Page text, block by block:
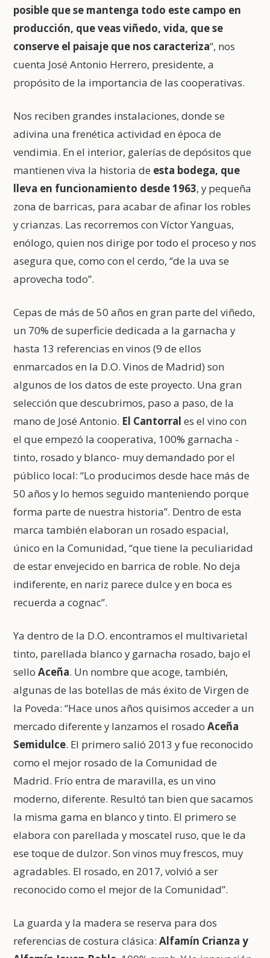
posible que se mantenga todo este campo en
producción, que veas viñedo, vida, que se
conserve el paisaje que nos caracteriza”, nos
cuenta José Antonio Herrero, presidente, a
propósito de la importancia de las cooperativas.
Nos reciben grandes instalaciones, donde se
adivina una frenética actividad en época de
vendimia. En el interior, galerías de depósitos que
mantienen viva la historia de esta bodega, que
lleva en funcionamiento desde 1963, y pequeña
zona de barricas, para acabar de afinar los robles
y crianzas. Las recorremos con Víctor Yanguas,
enólogo, quien nos dirige por todo el proceso y nos
asegura que, como con el cerdo, “de la uva se
aprovecha todo”.
Cepas de más de 50 años en gran parte del viñedo,
un 70% de superficie dedicada a la garnacha y
hasta 13 referencias en vinos (9 de ellos
enmarcados en la D.O. Vinos de Madrid) son
algunos de los datos de este proyecto. Una gran
selección que descubrimos, paso a paso, de la
mano de José Antonio. El Cantorral es el vino con
el que empezó la cooperativa, 100% garnacha -
tinto, rosado y blanco- muy demandado por el
público local: “Lo producimos desde hace más de
50 años y lo hemos seguido manteniendo porque
forma parte de nuestra historia”. Dentro de esta
marca también elaboran un rosado espacial,
único en la Comunidad, “que tiene la peculiaridad
de estar envejecido en barrica de roble. No deja
indiferente, en nariz parece dulce y en boca es
recuerda a cognac”.
Ya dentro de la D.O. encontramos el multivarietal
tinto, parellada blanco y garnacha rosado, bajo el
selloAceña. Un nombre que acoge, también,
algunas de las botellas de más éxito de Virgen de
la Poveda: “Hace unos años quisimos acceder a un
mercado diferente y lanzamos el rosadoAceña
Semidulce. El primero salió 2013 y fue reconocido
como el mejor rosado de la Comunidad de
Madrid. Frío entra de maravilla, es un vino
moderno, diferente. Resultó tan bien que sacamos
la misma gama en blanco y tinto. El primero se
elabora con parellada y moscatel ruso, que le da
ese toque de dulzor. Son vinos muy frescos, muy
agradables. El rosado, en 2017, volvió a ser
reconocido como el mejor de la Comunidad”.
La guarda y la madera se reserva para dos
referencias de costura clásica:Alfamín Crianza y